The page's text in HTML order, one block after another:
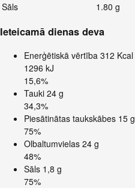
Sāls
1.80 g
Ieteicamā dienas deva
Enerģētiskā vērtība 312 Kcal
1296 kJ
15,6%
Tauki 24 g
34,3%
Piesātinātas taukskābes 15 g
75%
Olbaltumvielas 24 g
48%
Sāls 1,8 g
75%